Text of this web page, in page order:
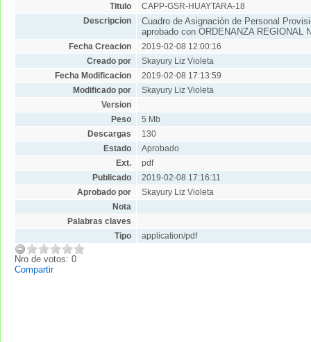
Titulo
CAPP-GSR-HUAYTARA-18
Descripcion
Cuadro de Asignación de Personal
aprobado con ORDENANZA REGIONAL
Fecha Creacion
2019-02-08 12:00:16
Creado por
Skayury Liz Violeta
Fecha Modificacion
2019-02-08 17:13:59
Modificado por
Skayury Liz Violeta
Version
Peso
5 Mb
Descargas
130
Estado
Aprobado
Ext.
pdf
Publicado
2019-02-08 17:16:11
Aprobado por
Skayury Liz Violeta
Nota
Palabras claves
Tipo
application/pdf
Nro de votos: 0
Compartir